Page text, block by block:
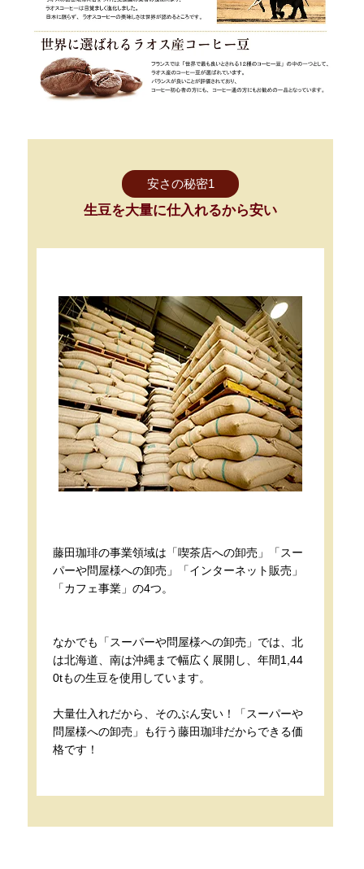
安さの秘密1
生豆を大量に仕入れるから安い
藤田珈琲の事業領域は「喫茶店への卸売」「スー
パーや問屋様への卸売」「インターネット販売」
「カフェ事業」の4つ。
なかでも「スーパーや問屋様への卸売」では、北
は北海道、南は沖縄まで幅広く展開し、年間1,44
0tもの生豆を使用しています。
大量仕入れだから、そのぶん安い！「スーパーや
問屋様への卸売」も行う藤田珈琲だからできる価
格です！